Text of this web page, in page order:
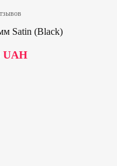
Satin (Black)
UAH